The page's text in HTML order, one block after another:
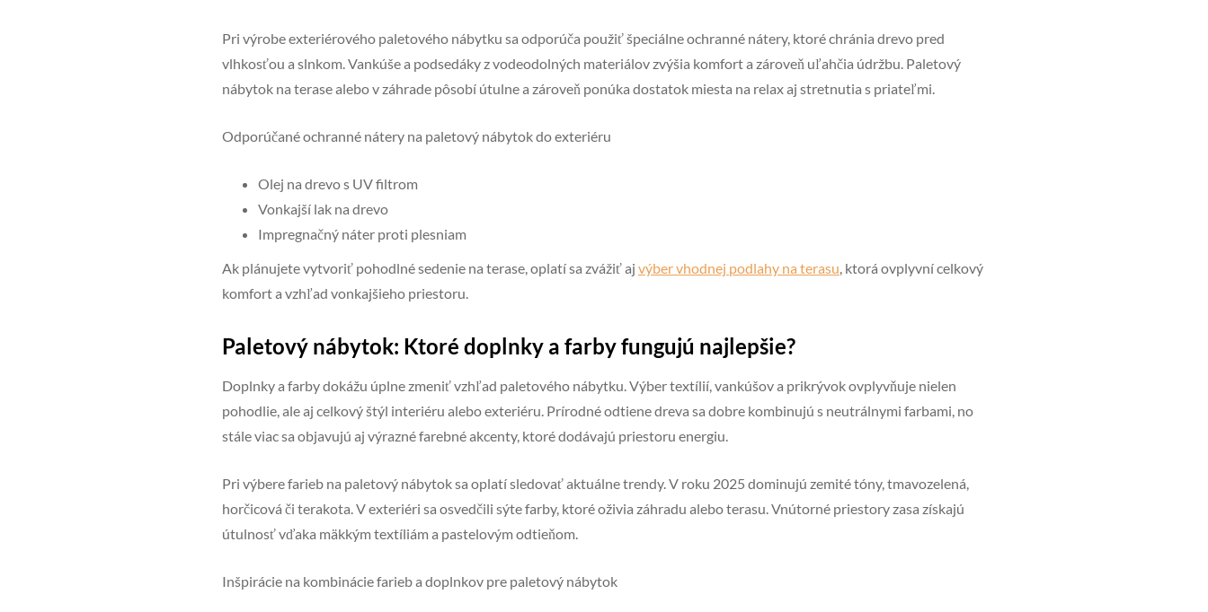
Pri výrobe exteriérového paletového nábytku sa odporúča použiť špeciálne ochranné nátery, ktoré chránia drevo pred
vlhkosťou a slnkom. Vankúše a podsedáky z vodeodolných materiálov zvýšia komfort a zároveň uľahčia údržbu. Paletový
nábytok na terase alebo v záhrade pôsobí útulne a zároveň ponúka dostatok miesta na relax aj stretnutia s priateľmi.
Odporúčané ochranné nátery na paletový nábytok do exteriéru
Olej na drevo s UV filtrom
Vonkajší lak na drevo
Impregnačný náter proti plesniam
Ak plánujete vytvoriť pohodlné sedenie na terase, oplatí sa zvážiť aj výber vhodnej podlahy na terasu, ktorá ovplyvní celkový
komfort a vzhľad vonkajšieho priestoru.
Paletový nábytok: Ktoré doplnky a farby fungujú najlepšie?
Doplnky a farby dokážu úplne zmeniť vzhľad paletového nábytku. Výber textílií, vankúšov a prikrývok ovplyvňuje nielen
pohodlie, ale aj celkový štýl interiéru alebo exteriéru. Prírodné odtiene dreva sa dobre kombinujú s neutrálnymi farbami, no
stále viac sa objavujú aj výrazné farebné akcenty, ktoré dodávajú priestoru energiu.
Pri výbere farieb na paletový nábytok sa oplatí sledovať aktuálne trendy. V roku 2025 dominujú zemité tóny, tmavozelená,
horčicová či terakota. V exteriéri sa osvedčili sýte farby, ktoré oživia záhradu alebo terasu. Vnútorné priestory zasa získajú
útulnosť vďaka mäkkým textíliám a pastelovým odtieňom.
Inšpirácie na kombinácie farieb a doplnkov pre paletový nábytok